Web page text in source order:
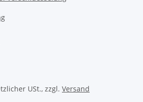
USt., zzgl. Versand